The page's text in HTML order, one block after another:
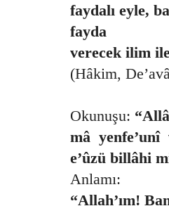
faydalı eyle,
fayda
verecek ilim
(Hâkim,
Okunuşu:
mâ yenfe’unî
e’ûzü billâhi
Anlamı:
“Allah’ım!